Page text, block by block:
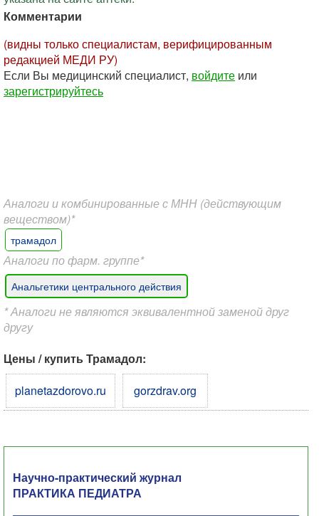
Комментарии
(видны только специалистам, верифицированным
редакцией МЕДИ РУ)
Если Вы медицинский специалист, войдите или
зарегистрируйтесь
Аналоги и комбинированные с МНН (действующим
веществом)*
трамадол
Аналоги по фарм. группе*
Анальгетики центрального действия
* Аналоги не являются эквивалентной заменой друг
другу
Цены / купить Трамадол:
planetazdorovo.ru
gorzdrav.org
Научно-практический журнал
ПРАКТИКА ПЕДИАТРА